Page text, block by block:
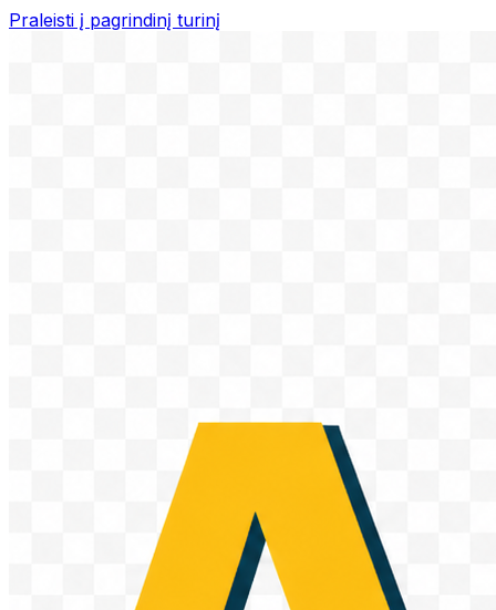
Praleisti į pagrindinį turinį